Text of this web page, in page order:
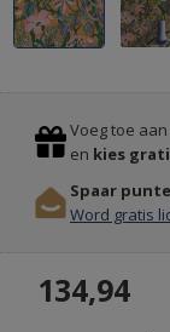
&
PLINTEN
ONLINE
BESTELLEN
-
DECORLIJST.NL
Previous
Stop
Voeg toe
en kies
Spaar
Word gratis
134,94